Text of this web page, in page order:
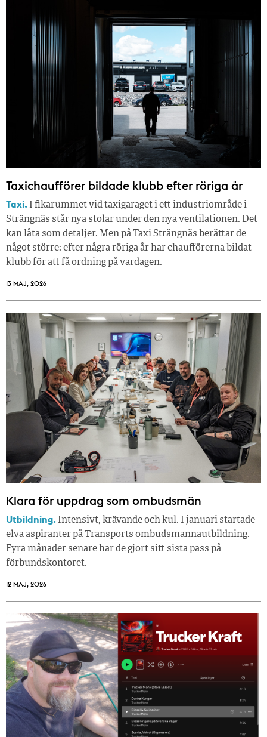
Taxichaufförer bildade klubb efter röriga år
Taxi. I fikarummet vid taxigaraget i ett industriområde i
Strängnäs står nya stolar under den nya ventilationen. Det
kan låta som detaljer. Men på Taxi Strängnäs berättar de
något större: efter några röriga år har chaufförerna bildat
klubb för att få ordning på vardagen.
13 MAJ, 2026
Klara för uppdrag som ombudsmän
Utbildning. Intensivt, krävande och kul. I januari startade
elva aspiranter på Transports ombudsmannautbildning.
Fyra månader senare har de gjort sitt sista pass på
förbundskontoret.
12 MAJ, 2026